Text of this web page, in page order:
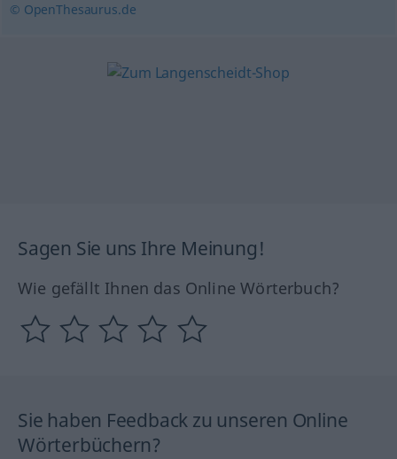
© OpenThesaurus.de
Sagen Sie uns Ihre Meinung!
Wie gefällt Ihnen das Online Wörterbuch?
Sie haben Feedback zu unseren Online
Wörterbüchern?